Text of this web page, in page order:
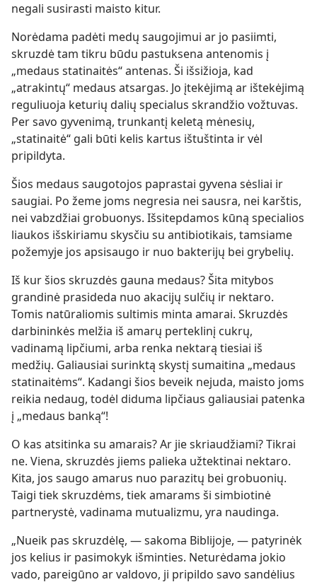
negali susirasti maisto kitur.
Norėdama padėti medų saugojimui ar jo pasiimti,
skruzdė tam tikru būdu pastuksena antenomis į
„medaus statinaitės“ antenas. Ši išsižioja, kad
„atrakintų“ medaus atsargas. Jo įtekėjimą ar ištekėjimą
reguliuoja keturių dalių specialus skrandžio vožtuvas.
Per savo gyvenimą, trunkantį keletą mėnesių,
„statinaitė“ gali būti kelis kartus ištuštinta ir vėl
pripildyta.
Šios medaus saugotojos paprastai gyvena sėsliai ir
saugiai. Po žeme joms negresia nei sausra, nei karštis,
nei vabzdžiai grobuonys. Išsitepdamos kūną specialios
liaukos išskiriamu skysčiu su antibiotikais, tamsiame
požemyje jos apsisaugo ir nuo bakterijų bei grybelių.
Iš kur šios skruzdės gauna medaus? Šita mitybos
grandinė prasideda nuo akacijų sulčių ir nektaro.
Tomis natūraliomis sultimis minta amarai. Skruzdės
darbininkės melžia iš amarų perteklinį cukrų,
vadinamą lipčiumi, arba renka nektarą tiesiai iš
medžių. Galiausiai surinktą skystį sumaitina „medaus
statinaitėms“. Kadangi šios beveik nejuda, maisto joms
reikia nedaug, todėl diduma lipčiaus galiausiai patenka
į „medaus banką“!
O kas atsitinka su amarais? Ar jie skriaudžiami? Tikrai
ne. Viena, skruzdės jiems palieka užtektinai nektaro.
Kita, jos saugo amarus nuo parazitų bei grobuonių.
Taigi tiek skruzdėms, tiek amarams ši simbiotinė
partnerystė, vadinama mutualizmu, yra naudinga.
„Nueik pas skruzdėlę, — sakoma Biblijoje, — patyrinėk
jos kelius ir pasimokyk išminties. Neturėdama jokio
vado, pareigūno ar valdovo, ji pripildo savo sandėlius